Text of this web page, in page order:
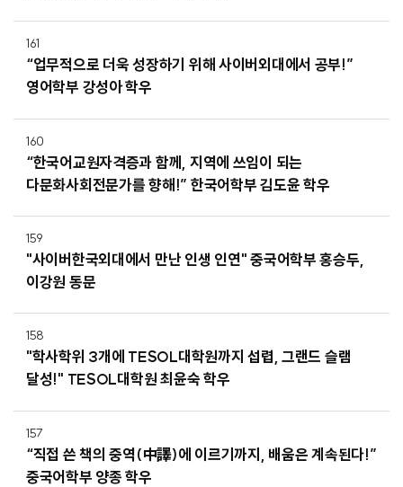
161
“업무적으로 더욱 성장하기 위해 사이버외대에서 공부!”
영어학부 강성아 학우
160
“한국어교원자격증과 함께, 지역에 쓰임이 되는
다문화사회전문가를 향해!” 한국어학부 김도윤 학우
159
"사이버한국외대에서 만난 인생 인연" 중국어학부 홍승두,
이강원 동문
158
"학사학위 3개에 TESOL대학원까지 섭렵, 그랜드 슬램
달성!" TESOL대학원 최윤숙 학우
157
“직접 쓴 책의 중역(中譯)에 이르기까지, 배움은 계속된다!”
중국어학부 양종 학우